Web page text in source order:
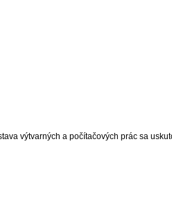
výtvarných a počítačových prác sa